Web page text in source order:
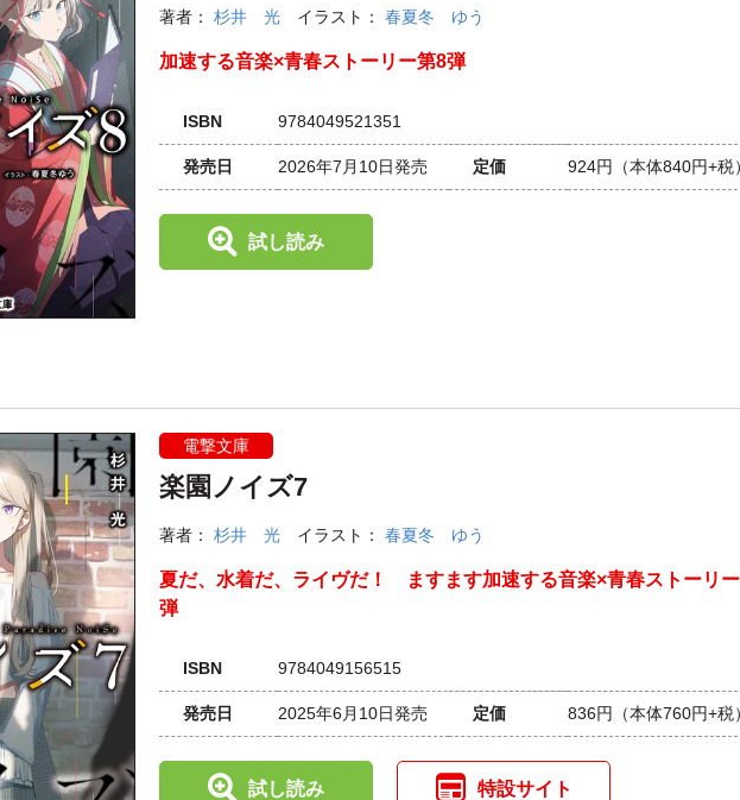
著者： 杉井 光 イラスト： 春夏冬 ゆう
加速する音楽×青春ストーリー第8弾
ISBN 9784049521351
発売日 2026年7月10日発売 定価 924円 （本体840円+税
試し読み
電撃文庫
楽園ノイズ7
著者： 杉井 光 イラスト： 春夏冬 ゆう
夏だ、水着だ、ライヴだ！ ますます加速する音楽×青春ストーリ
弾
ISBN 9784049156515
発売日 2025年6月10日発売 定価 836円 （本体760円+税
試し読み 特設サイト